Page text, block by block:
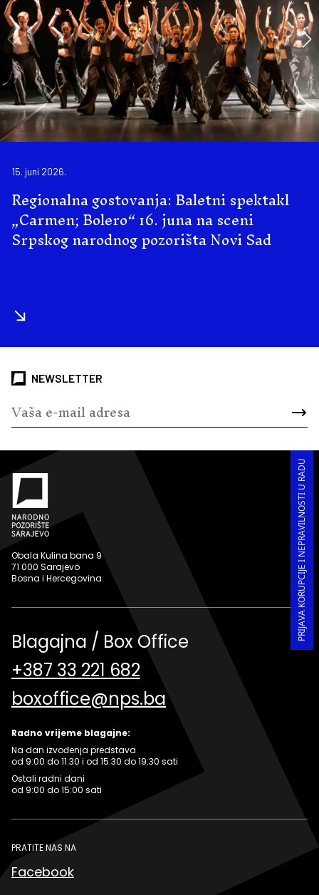
15. juni 2026.
Regionalna gostovanja: Baletni spektakl
„Carmen; Bolero“ 16. juna na sceni
Srpskog narodnog pozorišta Novi Sad
NEWSLETTER
PRIJAVA KORUPCIJE I NEPRAVILNOSTI U RADU
Obala Kulina bana 9
71 000 Sarajevo
Bosna i Hercegovina
Blagajna / Box Office
+387 33 221 682
boxoffice@nps.ba
Radno vrijeme blagajne:
Na dan izvođenja predstava
od 9:00 do 11:30 i od 15:30 do 19:30 sati
Ostali radni dani
od 9:00 do 15:00 sati
PRATITE NAS NA
Facebook